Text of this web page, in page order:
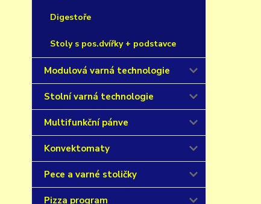
Digestoře
Stoly s pos.dvířky + podstavce
Modulová varná technologie
Stolní varná technologie
Multifunkční pánve
Konvektomaty
Pece a varné stoličky
Pizza program